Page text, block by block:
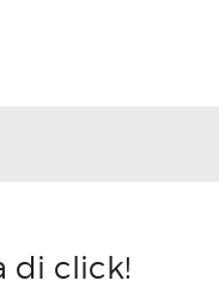
di click!